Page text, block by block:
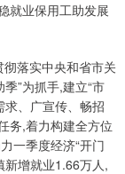
就业保用工助发展
落实中央和省市关
”为抓手,建立“市
求、广宣传、畅招
务,着力构建全方位
一季度经济“开门
新增就业1.66万人,